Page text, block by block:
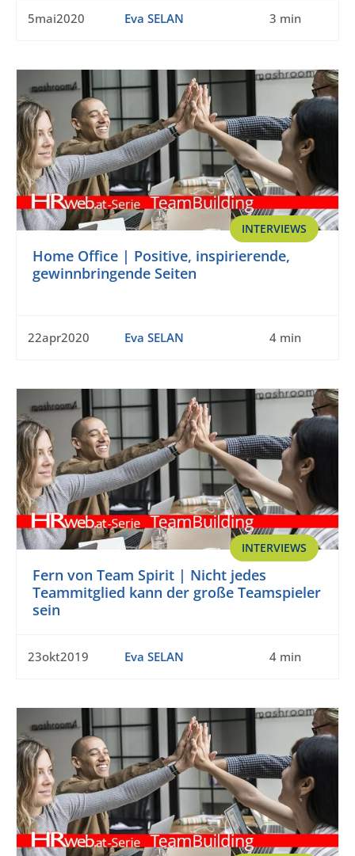
5mai2020 Eva SELAN 3 min
INTERVIEWS
Home Office | Positive, inspirierende,
gewinnbringende Seiten
22apr2020 Eva SELAN 4 min
INTERVIEWS
Fern von Team Spirit | Nicht jedes
Teammitglied kann der große Teamspieler
sein
23okt2019 Eva SELAN 4 min